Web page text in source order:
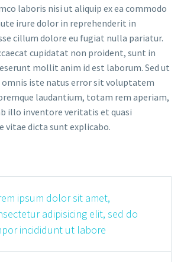
laboris nisi ut aliquip ex ea commodo
irure dolor in reprehenderit in
cillum dolore eu fugiat nulla pariatur.
cupidatat non proident, sunt in
mollit anim id est laborum. Sed ut
omnis iste natus error sit voluptatem
laudantium, totam rem aperiam,
illo inventore veritatis et quasi
vitae dicta sunt explicabo.
ipsum dolor sit amet,
adipisicing elit, sed do
incididunt ut labore